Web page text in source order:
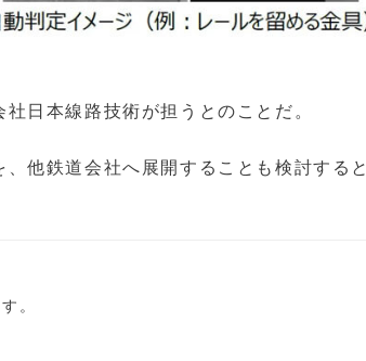
日本線路技術が担うとのことだ。
他鉄道会社へ展開することも検討すると
。